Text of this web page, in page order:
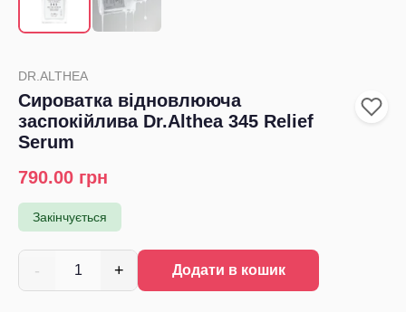
DR.ALTHEA
Сироватка відновлююча
заспокійлива Dr.Althea 345 Relief
Serum
790.00 грн
Закінчується
- 1 + Додати в кошик